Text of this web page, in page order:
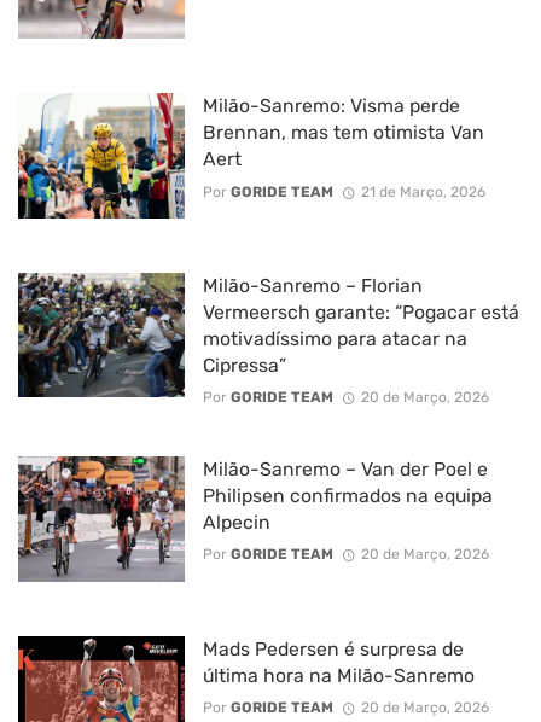
Milão-Sanremo: Visma perde
Brennan, mas tem otimista Van
Aert
Por GORIDE TEAM 21 de Março, 2026
Milão-Sanremo – Florian
Vermeersch garante: “Pogacar está
motivadíssimo para atacar na
Cipressa”
Por GORIDE TEAM 20 de Março, 2026
Milão-Sanremo – Van der Poel e
Philipsen confirmados na equipa
Alpecin
Por GORIDE TEAM 20 de Março, 2026
Mads Pedersen é surpresa de
última hora na Milão-Sanremo
Por GORIDE TEAM 20 de Março, 2026